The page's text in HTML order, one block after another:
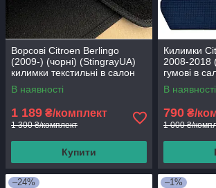
Ворсові Citroen Berlingo
(2009-) (чорні) (StingrayUA)
килимки текстильні в салон
авто
В наявності
1 189 ₴/комплект
1 300 ₴/комплект
Купити
Килимки
2008-2018
гумові в
В наявності
790 ₴/
1 000 ₴/
–24% –1%